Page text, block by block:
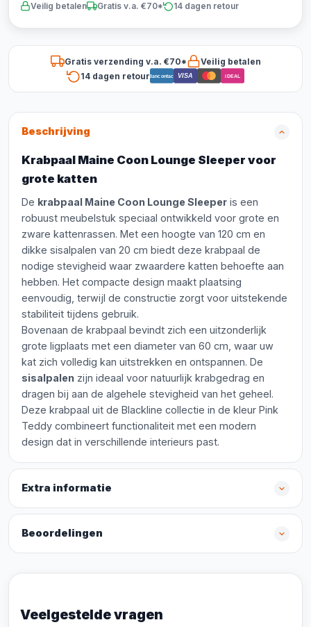
Veilig betalen Gratis v.a. €70* 14 dagen retour
Gratis verzending v.a. €70*
Veilig betalen
14 dagen retourBancontact VISA iDEAL
Beschrijving
Krabpaal Maine Coon Lounge Sleeper voor
grote katten
De krabpaal Maine Coon Lounge Sleeper is een
robuust meubelstuk speciaal ontwikkeld voor grote en
zware kattenrassen. Met een hoogte van 120 cm en
dikke sisalpalen van 20 cm biedt deze krabpaal de
nodige stevigheid waar zwaardere katten behoefte aan
hebben. Het compacte design maakt plaatsing
eenvoudig, terwijl de constructie zorgt voor uitstekende
stabiliteit tijdens gebruik.
Bovenaan de krabpaal bevindt zich een uitzonderlijk
grote ligplaats met een diameter van 60 cm, waar uw
kat zich volledig kan uitstrekken en ontspannen. De
sisalpalen zijn ideaal voor natuurlijk krabgedrag en
dragen bij aan de algehele stevigheid van het geheel.
Deze krabpaal uit de Blackline collectie in de kleur Pink
Teddy combineert functionaliteit met een modern
design dat in verschillende interieurs past.
Extra informatie
Beoordelingen
Veelgestelde vragen